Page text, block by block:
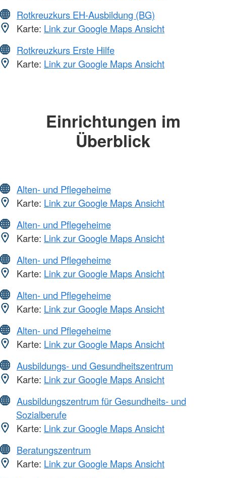
Rotkreuzkurs EH-Ausbildung (BG)
Karte: Link zur Google Maps Ansicht
Rotkreuzkurs Erste Hilfe
Karte: Link zur Google Maps Ansicht
Einrichtungen im
Überblick
Alten- und Pflegeheime
Karte: Link zur Google Maps Ansicht
Alten- und Pflegeheime
Karte: Link zur Google Maps Ansicht
Alten- und Pflegeheime
Karte: Link zur Google Maps Ansicht
Alten- und Pflegeheime
Karte: Link zur Google Maps Ansicht
Alten- und Pflegeheime
Karte: Link zur Google Maps Ansicht
Ausbildungs- und Gesundheitszentrum
Karte: Link zur Google Maps Ansicht
Ausbildungszentrum für Gesundheits- und
Sozialberufe
Karte: Link zur Google Maps Ansicht
Beratungszentrum
Karte: Link zur Google Maps Ansicht